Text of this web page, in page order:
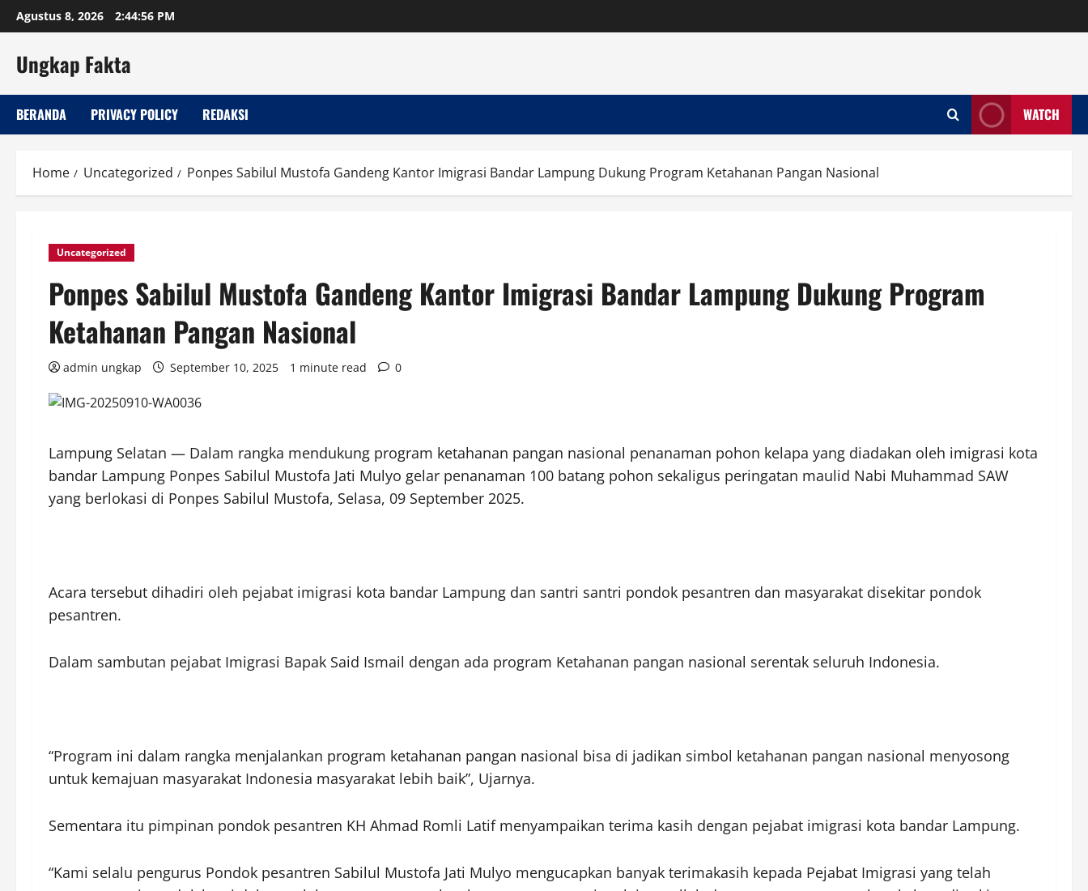
Skip
to
Agustus 8, 2026 2:44:56 PM
Ungkap Fakta
BERANDA PRIVACY POLICY REDAKSI WATCH
Home Uncategorized Ponpes Sabilul Mustofa Gandeng Kantor Imigrasi Bandar Lampung Dukung Program Ketahanan Pangan Nasional
Uncategorized
Ponpes Sabilul Mustofa Gandeng Kantor Imigrasi Bandar Lampung Dukung Program
Ketahanan Pangan Nasional
admin ungkap September 10, 2025 1 minute read 0
Lampung Selatan — Dalam rangka mendukung program ketahanan pangan nasional penanaman pohon kelapa yang diadakan oleh imigrasi kota
bandar Lampung Ponpes Sabilul Mustofa Jati Mulyo gelar penanaman 100 batang pohon sekaligus peringatan maulid Nabi Muhammad SAW
yang berlokasi di Ponpes Sabilul Mustofa, Selasa, 09 September 2025.
Acara tersebut dihadiri oleh pejabat imigrasi kota bandar Lampung dan santri santri pondok pesantren dan masyarakat disekitar pondok
pesantren.
Dalam sambutan pejabat Imigrasi Bapak Said Ismail dengan ada program Ketahanan pangan nasional serentak seluruh Indonesia.
“Program ini dalam rangka menjalankan program ketahanan pangan nasional bisa di jadikan simbol ketahanan pangan nasional menyosong
untuk kemajuan masyarakat Indonesia masyarakat lebih baik”, Ujarnya.
Sementara itu pimpinan pondok pesantren KH Ahmad Romli Latif menyampaikan terima kasih dengan pejabat imigrasi kota bandar Lampung.
“Kami selalu pengurus Pondok pesantren Sabilul Mustofa Jati Mulyo mengucapkan banyak terimakasih kepada Pejabat Imigrasi yang telah